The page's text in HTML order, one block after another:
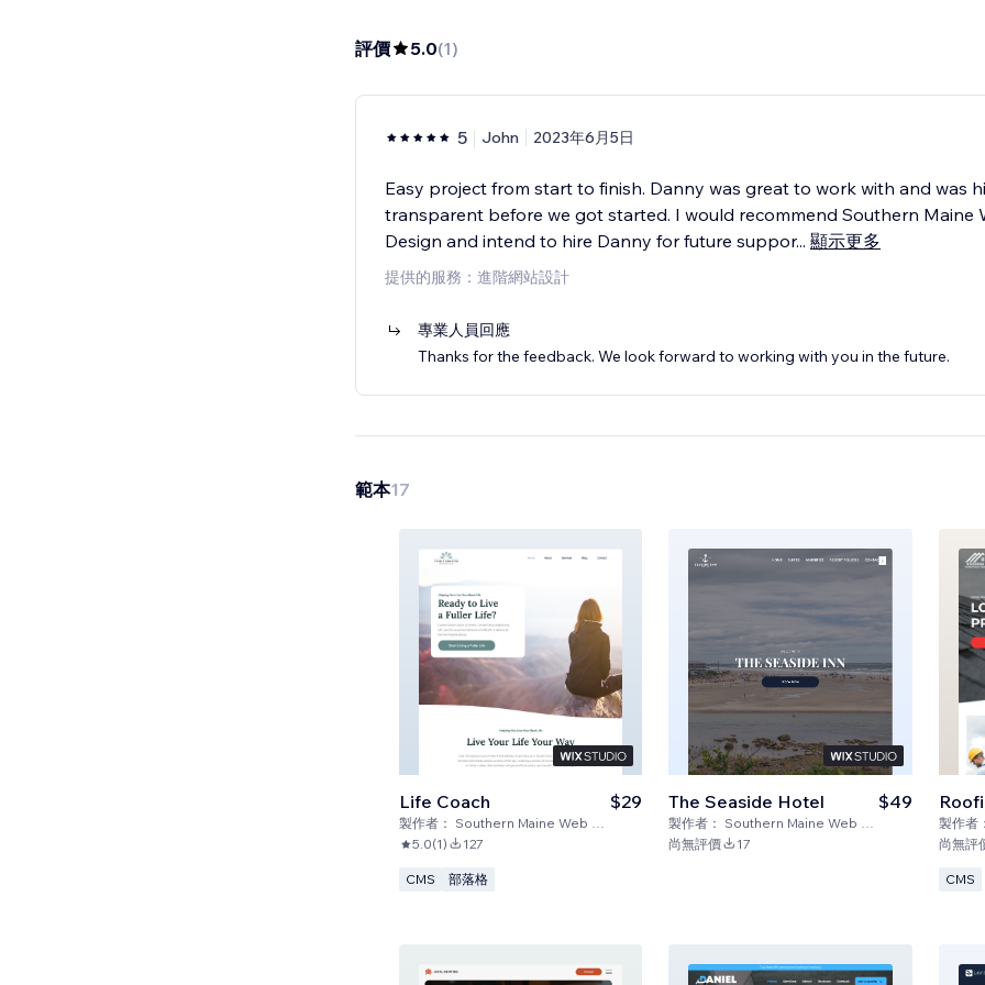
評價 5.0(1)
5 John 2023年6月5日
Easy project from start to finish. Danny was great to work with and was
transparent before we got started. I would recommend Southern Maine
Design and intend to hire Danny for future suppor... 顯示更多
提供的服務：進階網站設計
專業人員回應
Thanks for the feedback. We look forward to working with you in the future.
範本17
Life Coach
製作者： Southern Maine Web Design
$29
5.0(1) 127
CMS 部落格
The Seaside Hotel
製作者： Southern Maine Web Design
$49
尚無評價 17
製作者：
尚無評
CMS